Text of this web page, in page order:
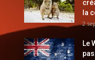
la
2
Le